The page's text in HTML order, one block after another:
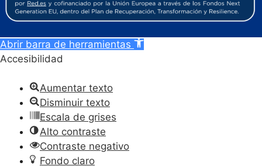
Abrir barra de herramientas
Accesibilidad
Aumentar texto
Disminuir texto
Escala de grises
Alto contraste
Contraste negativo
Fondo claro